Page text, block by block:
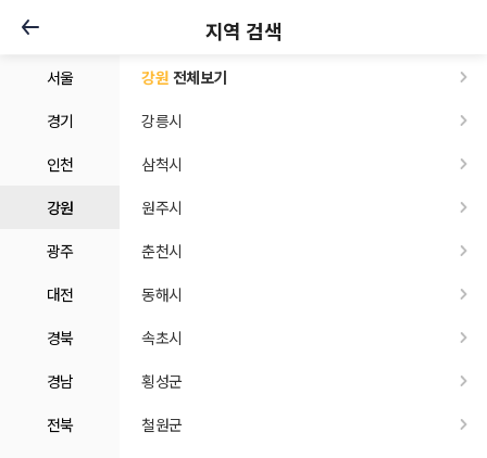
지역 검색
서울
경기
인천
강원
광주
대전
경북
경남
전북
강원 전체보기
강릉시
삼척시
원주시
춘천시
동해시
속초시
횡성군
철원군